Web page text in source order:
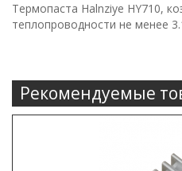
Термопаста Halnziye HY710,
теплопроводности не менее
Рекомендуемые